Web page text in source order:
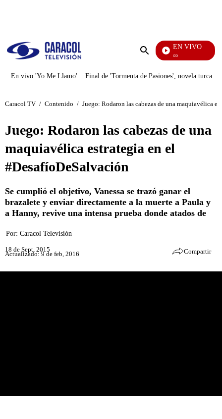
Enviar
EN VIVO
Rafael Orozco
En vivo 'Yo Me Llamo' Final de 'Tormenta de Pasiones', novela turca
Caracol TV / Contenido / Juego: Rodaron las cabezas de una maquiavélica
Juego: Rodaron las cabezas de una
maquiavélica estrategia en el
#DesafíoDeSalvación
Se cumplió el objetivo, Vanessa se trazó ganar el
brazalete y enviar directamente a la muerte a Paula y
a Hanny, revive una intensa prueba donde atados de
Por: Caracol Televisión
18 de Sept, 2015
Actualizado: 9 de feb, 2016 Compartir